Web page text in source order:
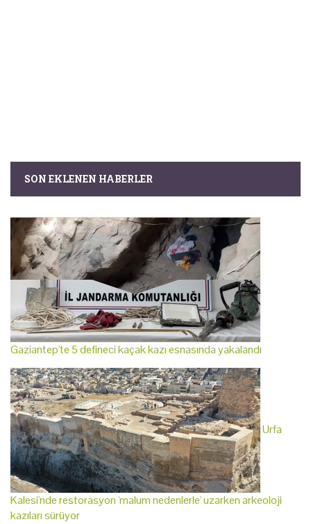
SON EKLENEN HABERLER
Gaziantep'te 5 defineci kaçak kazı esnasında yakalandı
Urfa
Kalesi'nde restorasyon 'malum nedenlerle' uzarken arkeoloji
kazıları sürüyor